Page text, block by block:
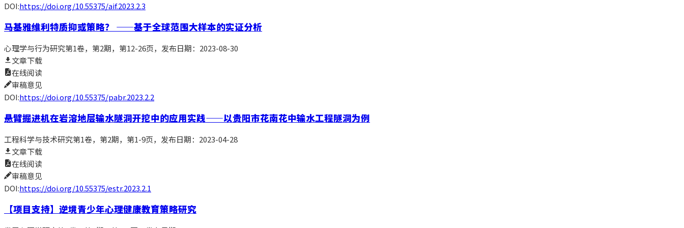
DOI:https://doi.org/10.55375/aif.2023.2.3
马基雅维利特质抑或策略？ ——基于全球范围大样本的实证分析
心理学与行为研究第1卷，第2期，第12-26页，发布日期：2023-08-30
文章下载
在线阅读
审稿意见
DOI:https://doi.org/10.55375/pabr.2023.2.2
悬臂掘进机在岩溶地层输水隧洞开挖中的应用实践——以贵阳市花南花中输水工程隧洞为例
工程科学与技术研究第1卷，第2期，第1-9页，发布日期：2023-04-28
文章下载
在线阅读
审稿意见
DOI:https://doi.org/10.55375/estr.2023.2.1
【项目支持】 逆境青少年心理健康教育策略研究